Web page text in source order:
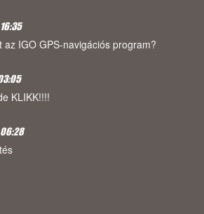
az IGO GPS-navigációs program?
KLIKK!!!!